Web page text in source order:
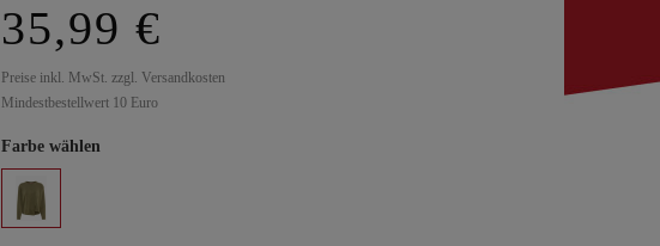
35,99 €
Preise inkl. MwSt. zzgl. Versandkosten
Mindestbestellwert 10 Euro
Farbe wählen